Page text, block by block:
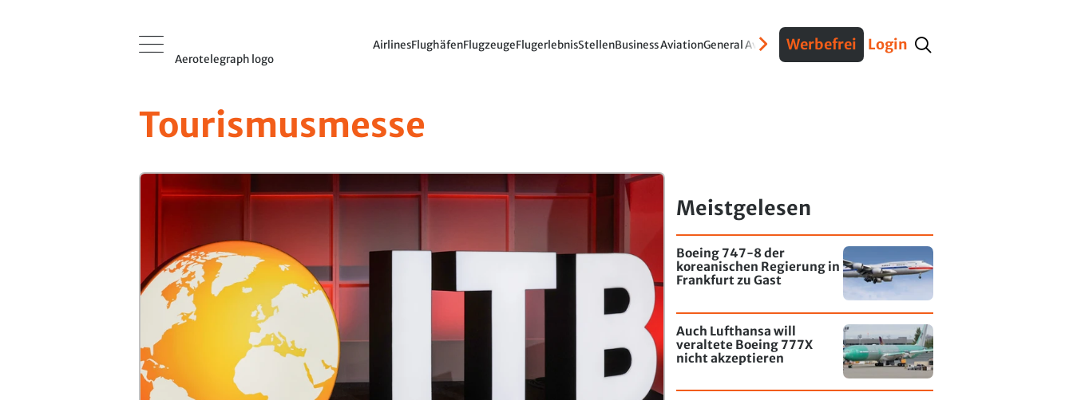
Aerotelegraph logo
AirlinesFlughäfenFlugzeugeFlugerlebnisStellenBusiness AviationGeneral AviationVerteidigungInterviews Fracht
Werbefrei Login
Tourismusmesse
Meistgelesen
Boeing 747-8 der
koreanischen Regierung in
Frankfurt zu Gast
Auch Lufthansa will
veraltete Boeing 777X
nicht akzeptieren